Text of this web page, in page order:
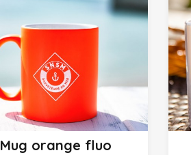
Ajouter au panier
Mug orange fluo